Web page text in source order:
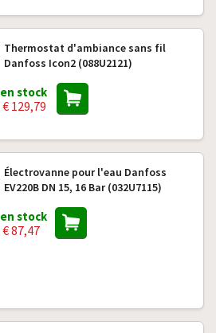
Thermostat d'ambiance sans fil
Danfoss Icon2 (088U2121)
en stock
€ 129,79
Électrovanne pour l'eau Danfoss
EV220B DN 15, 16 Bar (032U7115)
en stock
€ 87,47